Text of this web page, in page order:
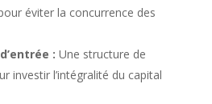
éviter la concurrence des
: Une structure de
investir l’intégralité du capital